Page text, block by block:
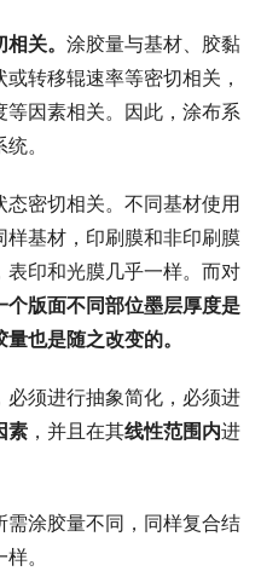
关。 涂胶量与基材、胶黏
转移辊速率等密切相关，
因素相关。因此，涂布系
。
密切相关。不同基材使用
基材，印刷膜和非印刷膜
印和光膜几乎一样。而对
个版面不同部位墨层厚度是
也是随之改变的。
须进行抽象简化，必须进
素 ，并且在其线性范围内进
涂胶量不同，同样复合结
。